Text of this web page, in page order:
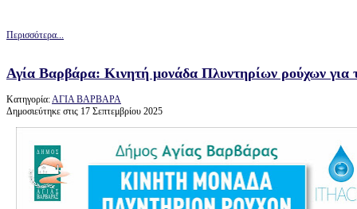
Περισσότερα...
Αγία Βαρβάρα: Κινητή μονάδα Πλυντηρίων ρούχων για
Κατηγορία: ΑΓΙΑ ΒΑΡΒΑΡΑ
Δημοσιεύτηκε στις 17 Σεπτεμβρίου 2025